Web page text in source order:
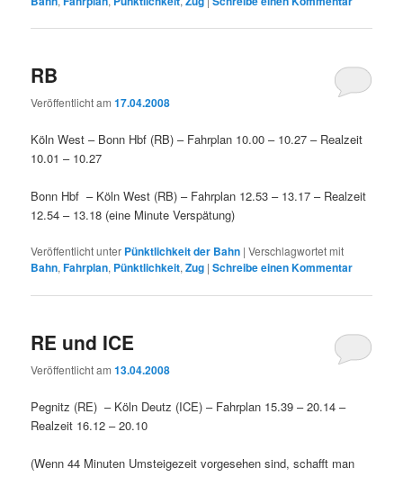
RB
Veröffentlicht am17.04.2008
Köln West – Bonn Hbf (RB) – Fahrplan 10.00 – 10.27 – Realzeit
10.01 – 10.27
Bonn Hbf – Köln West (RB) – Fahrplan 12.53 – 13.17 – Realzeit
12.54 – 13.18 (eine Minute Verspätung)
Veröffentlicht unter Pünktlichkeit der Bahn |Verschlagwortet mit
Bahn,Fahrplan, Pünktlichkeit,Zug |Schreibe einen Kommentar
RE und ICE
Veröffentlicht am13.04.2008
Pegnitz (RE) – Köln Deutz (ICE) – Fahrplan 15.39 – 20.14 –
Realzeit 16.12 – 20.10
(Wenn 44 Minuten Umsteigezeit vorgesehen sind, schafft man